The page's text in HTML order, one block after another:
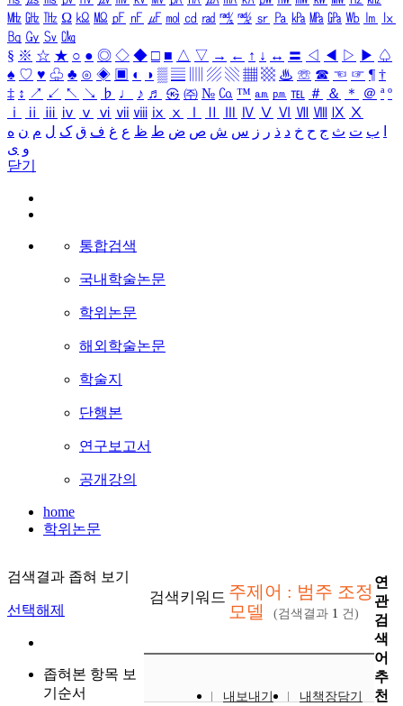
㎒ ㎓ ㎔ Ω ㏀ ㏁ ㎊ ㎋ ㎌ ㏖ ㏅ ㎭ ㎮ ㎯ ㏛ ㎩ ㎪ ㎫ ㎬ ㏝ ㏐
㏓
㏃ ㏉ ㏜ ㏆
§ ※ ☆ ★ ○ ● ◎ ◇ ◆ □ ■ △ ▽ → ← ↑ ↓ ↔ 〓 ◁ ◀ ▷ ▶ ♤
♠ ♡ ♥ ♧ ♣ ⊙ ◈ ▣ ◐ ◑ ▒ ▤ ▨ ▧ ▦ ▩ ♨ ☏ ☎ ☜ ☞ ¶ †
‡ ↕ ↗ ↙ ↖ ↘ ♭ ♩ ♪ ♬ ㉿ ㈜ № ㏇ ™ ㏂ ㏘ ℡ ＃ ＆ ＊ ＠ ª º
ⅰ
ⅱ ⅲ ⅳ ⅴ ⅵ ⅶ ⅷ ⅸ ⅹ Ⅳ Ⅴ Ⅵ Ⅶ Ⅷ Ⅸ Ⅹ
ب ت ث ج ح خ د ذ ر ز س ش ص ض ط ظ ع غ ف ق ک ل م ن ه
و ی
닫기
통합검색
국내학술논문
학위논문
해외학술논문
학술지
단행본
연구보고서
공개강의
home
학위논문
검색결과 좁혀 보기
선택해제
좁혀본 항목 보
기순서
검색키워드 주제어 : 범주 조정
모델
(검색결과 1 건)
내보내기
내책장담기
연
관
검
색
어
추
천